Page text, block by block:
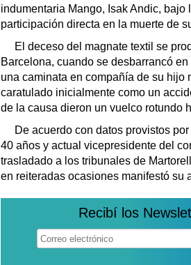
indumentaria Mango, Isak Andic,
participación directa en la muerte de
El deceso del magnate textil se
Barcelona, cuando se desbarrancó
una caminata en compañía de su hijo
caratulado inicialmente como un
de la causa dieron un vuelco rotundo
De acuerdo con datos provistos
40 años y actual vicepresidente del
trasladado a los tribunales de
en reiteradas ocasiones manifestó su
Recibí los